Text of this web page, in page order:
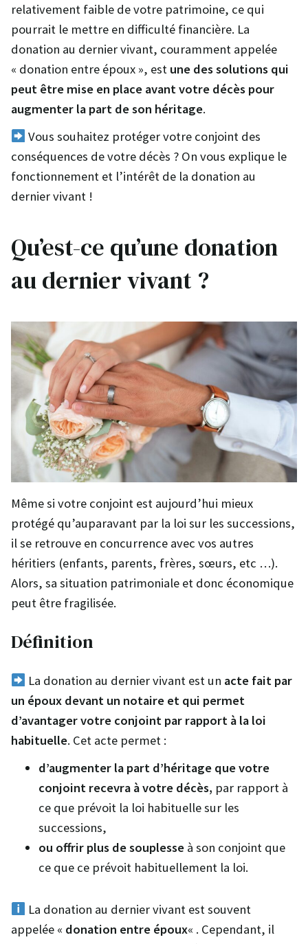
relativement faible de votre patrimoine, ce qui
pourrait le mettre en difficulté financière. La
donation au dernier vivant, couramment appelée
« donation entre époux », est une des solutions qui
peut être mise en place avant votre décès pour
augmenter la part de son héritage.
Vous souhaitez protéger votre conjoint des
conséquences de votre décès ? On vous explique le
fonctionnement et l’intérêt de la donation au
dernier vivant !
Qu’est-ce qu’une donation
au dernier vivant ?
Même si votre conjoint est aujourd’hui mieux
protégé qu’auparavant par la loi sur les successions,
il se retrouve en concurrence avec vos autres
héritiers (enfants, parents, frères, sœurs, etc …).
Alors, sa situation patrimoniale et donc économique
peut être fragilisée.
Définition
La donation au dernier vivant est un acte fait par
un époux devant un notaire et qui permet
d’avantager votre conjoint par rapport à la loi
habituelle. Cet acte permet :
d’augmenter la part d’héritage que votre
conjoint recevra à votre décès, par rapport à
ce que prévoit la loi habituelle sur les
successions,
ou offrir plus de souplesse à son conjoint que
ce que ce prévoit habituellement la loi.
La donation au dernier vivant est souvent
appelée « donation entre époux« . Cependant, il